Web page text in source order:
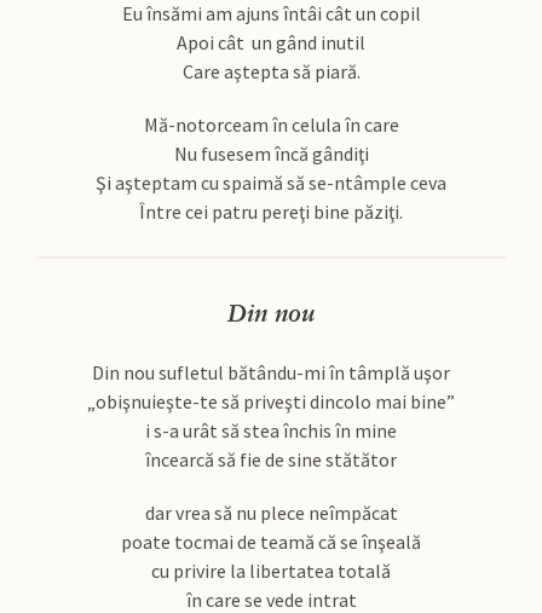
Eu însămi am ajuns întâi cât un copil
Apoi cât un gând inutil
Care aştepta să piară.
Mă-notorceam în celula în care
Nu fusesem încă gândiţi
Şi aşteptam cu spaimă să se-ntâmple ceva
Între cei patru pereţi bine păziţi.
Din nou
Din nou sufletul bătându-mi în tâmplă uşor
„obişnuieşte-te să priveşti dincolo mai bine”
i s-a urât să stea închis în mine
încearcă să fie de sine stătător
dar vrea să nu plece neîmpăcat
poate tocmai de teamă că se înşeală
cu privire la libertatea totală
în care se vede intrat